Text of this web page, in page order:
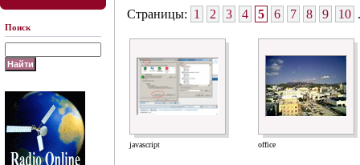
Поиск
Страницы: 1 2 3 4 5 6 7 8 9 10
javascript office